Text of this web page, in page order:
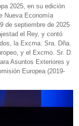
2025, en su edición
Nueva Economía
de septiembre de 2025
el Rey, y contó
la Excma. Sra. Dña.
y el Excmo. Sr. D.
Asuntos Exteriores y
Europea (2019-